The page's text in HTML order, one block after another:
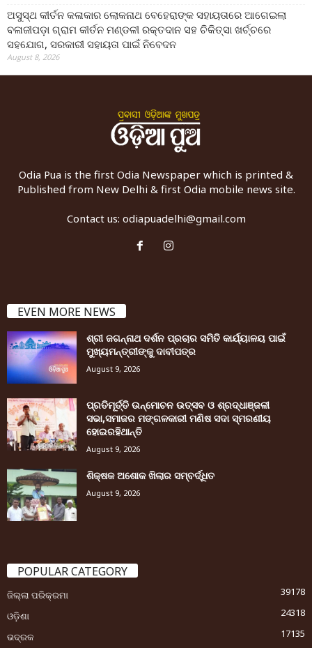
ଅସୁସ୍ଥ କୀର୍ତନ କଳାକାର ଲୋକନାଥ ବେହେରାଙ୍କ ସହାୟତାରେ ଆଗେଇଲା
ବଳାଜୀପଡ଼ା ଗ୍ରାମ କୀର୍ତନ ମଣ୍ଡଳୀ ରକ୍ତଦାନ ସହ ଚିକିତ୍ସା ଖର୍ଚ୍ଚରେ
ସହଯୋଗ, ସରକାରୀ ସହାୟତା ପାଇଁ ନିବେଦନ
August 8, 2026
Odia Pua is the first Odia Newspaper which is printed &
Published from New Delhi & first Odia mobile news site.
Contact us: odiapuadelhi@gmail.com
EVEN MORE NEWS
ଶ୍ରୀ ଜଗନ୍ନାଥ ଦର୍ଶନ ପ୍ରଚାର ସମିତି କାର୍ଯ୍ୟାଳୟ ପାଇଁ
ମୁଖ୍ୟମନ୍ତ୍ରୀଙ୍କୁ ଦାବୀପତ୍ର
August 9, 2026
ପ୍ରତିମୂର୍ତ୍ତି ଉନ୍ମୋଚନ ଉତ୍ସବ ଓ ଶ୍ରଦ୍ଧାଞ୍ଜଳୀ
ସଭା,ସମାଜର ମଙ୍ଗଳକାରୀ ମଣିଷ ସଦା ସ୍ମରଣୀୟ
ହୋଇରହିଥାନ୍ତି
August 9, 2026
ଶିକ୍ଷକ ଅଶୋକ ଖିଲାର ସମ୍ବର୍ଦ୍ଧିତ
August 9, 2026
POPULAR CATEGORY
ଜିଲ୍ଲା ପରିକ୍ରମା
39178
ଓଡ଼ିଶା
24318
ଭଦ୍ରକ
17135